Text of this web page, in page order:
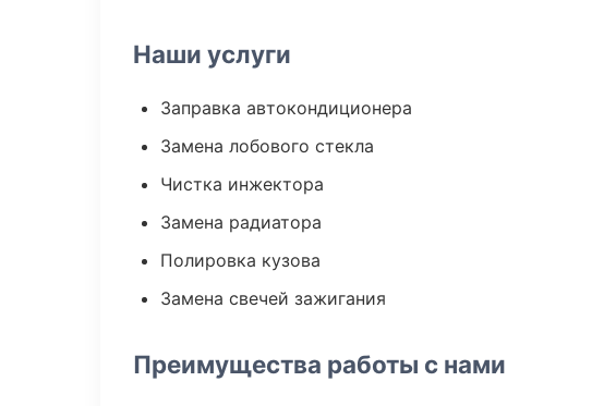
Наши услуги
Заправка автокондиционера
Замена лобового стекла
Чистка инжектора
Замена радиатора
Полировка кузова
Замена свечей зажигания
Преимущества работы с нами